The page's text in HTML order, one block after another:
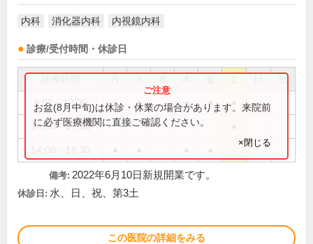
内科 消化器内科 内視鏡内科
診療/受付時間・休診日
祝
9:00～12:30 ● ● ● ●
14:00～17:00
お盆(8月中旬)は休診・休業の場合があります。来院前
に必ず医療機関に直接ご確認ください。
×閉じる
備考: 2022年6月10日新規開業です。
休診日: 水、日、祝、第3土
この医院の詳細をみる